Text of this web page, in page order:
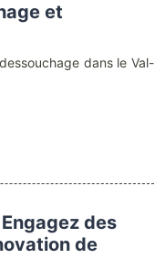
et
dans le Val-
des
de